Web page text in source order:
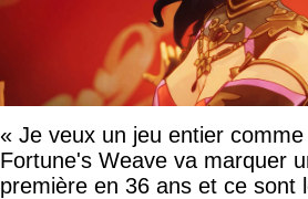
« Je veux un jeu entier
Fortune's Weave va marquer
première en 36 ans et ce sont